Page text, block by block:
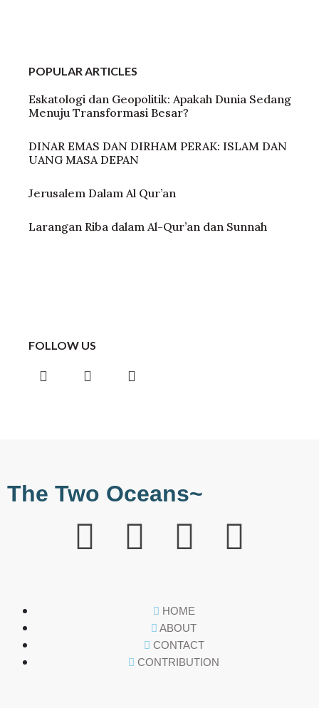
POPULAR ARTICLES
Eskatologi dan Geopolitik: Apakah Dunia Sedang
Menuju Transformasi Besar?
DINAR EMAS DAN DIRHAM PERAK: ISLAM DAN
UANG MASA DEPAN
Jerusalem Dalam Al Qur’an
Larangan Riba dalam Al-Qur’an dan Sunnah
FOLLOW US
The Two Oceans~
HOME
ABOUT
CONTACT
CONTRIBUTION